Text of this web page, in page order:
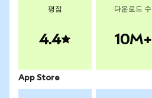
평점
4.4
다운로드 수
10M+
App Store